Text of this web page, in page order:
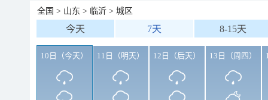
全国 > 山东 > 临沂 > 城区
今天 7天 8-15天
10日（今天） 11日（明天） 12日（后天） 13日（周四）